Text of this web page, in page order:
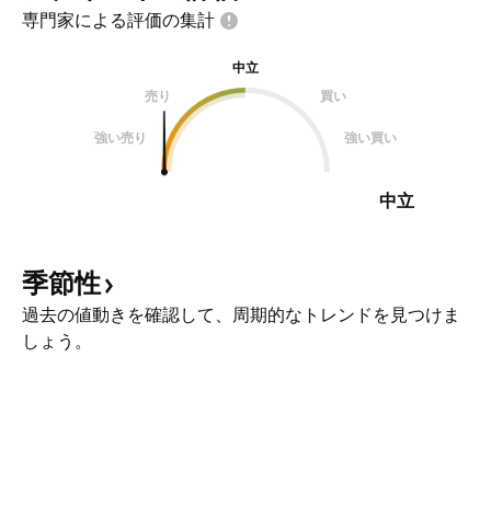
専門家による評価の集計
中立
売り
買い
強い売り 強い買い
中立
季節性
過去の値動きを確認して、周期的なトレンドを見つけま
しょう。